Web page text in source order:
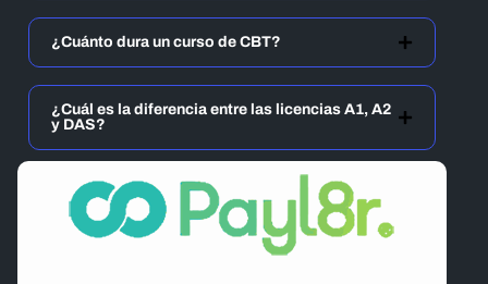
¿Cuánto dura un curso de CBT?
¿Cuál es la diferencia entre las licencias A1, A2
y DAS?